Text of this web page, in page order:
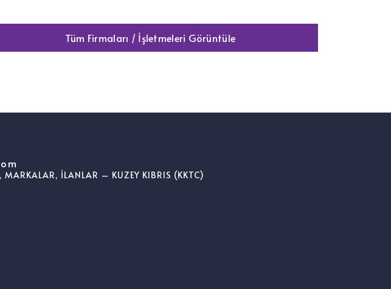
Tüm Firmaları / İşletmeleri Görüntüle
MARKALAR, İLANLAR – KUZEY KIBRIS (KKTC)